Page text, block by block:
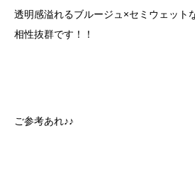
透明感溢れるブルージュ×セミウェット
相性抜群です！！
ご参考あれ♪♪